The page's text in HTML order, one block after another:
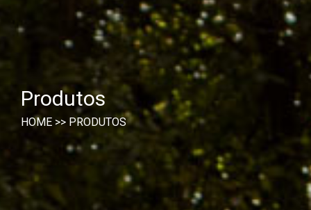
Produtos
HOME >> PRODUTOS